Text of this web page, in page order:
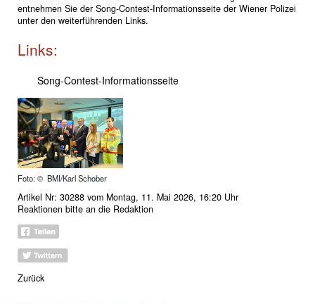
entnehmen Sie der Song-Contest-Informationsseite der Wiener Polizei
unter den weiterführenden Links.
Links:
Song-Contest-Informationsseite
Foto: © BMI/Karl Schober
Artikel Nr: 30288 vom Montag, 11. Mai 2026, 16:20 Uhr
Reaktionen bitte an die Redaktion
Zurück